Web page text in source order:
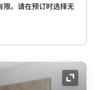
限。请在预订时选择无
展开